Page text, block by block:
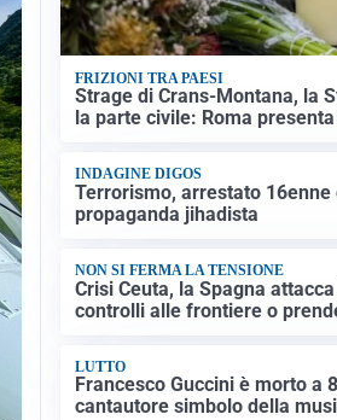
FRIZIONI TRA PAESI
Strage di Crans-Montana, la
la parte civile: Roma
INDAGINE DIGOS
Terrorismo, arrestato
propaganda jihadista
NON SI FERMA LA TENSIONE
Crisi Ceuta, la Spagna
controlli alle frontiere o
LUTTO
Francesco Guccini è morto a
cantautore simbolo della